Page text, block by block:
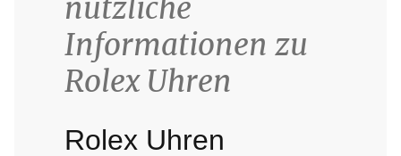
nützliche
Informationen zu
Rolex Uhren
Rolex Uhren